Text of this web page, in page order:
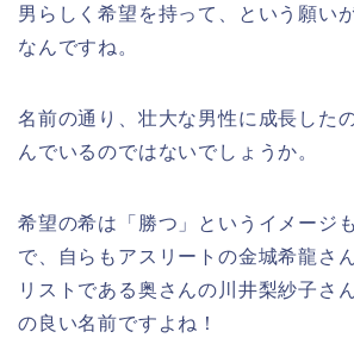
男らしく希望を持って、という願い
なんですね。
名前の通り、壮大な男性に成長した
んでいるのではないでしょうか。
希望の希は「勝つ」というイメージ
で、自らもアスリートの金城希龍さ
リストである奥さんの川井梨紗子さ
の良い名前ですよね！